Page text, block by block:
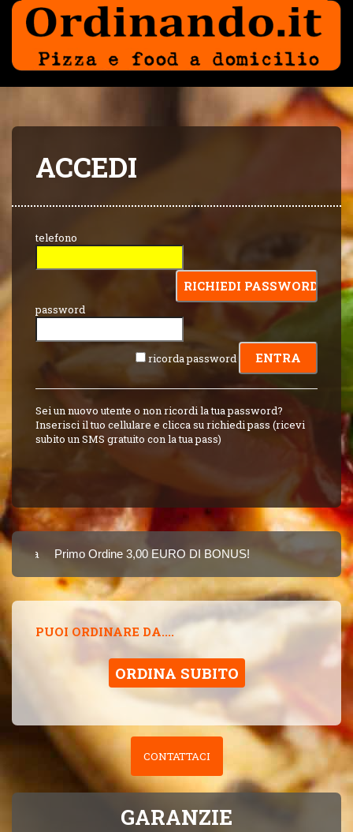
ACCEDI
telefono
password
ricorda password
Sei un nuovo utente o non ricordi la tua password?
Inserisci il tuo cellulare e clicca su richiedi pass (ricevi
subito un SMS gratuito con la tua pass)
Primo Ordine 3,00 EURO DI BONUS!
8 PUNTI 3,00
PUOI ORDINARE DA....
ORDINA SUBITO
CONTATTACI
GARANZIE